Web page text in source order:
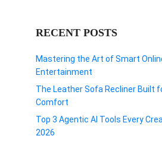
RECENT POSTS
Mastering the Art of Smart
Entertainment
The Leather Sofa Recliner Built
Comfort
Top 3 Agentic AI Tools Every
2026